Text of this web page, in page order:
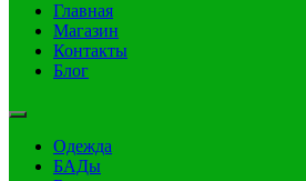
Главная
Магазин
Контакты
Блог
Одежда
БАДы